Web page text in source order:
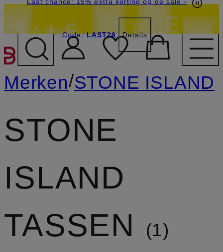
GA NAAR
Code:LAST26 Details
Merken/STONE ISLAND
STONE
ISLAND
TASSEN
1